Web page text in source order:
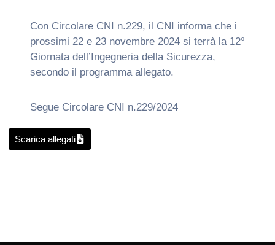
Con Circolare CNI n.229, il CNI informa che i
prossimi 22 e 23 novembre 2024 si terrà la 12°
Giornata dell’Ingegneria della Sicurezza,
secondo il programma allegato.
Segue Circolare CNI n.229/2024
Scarica allegati